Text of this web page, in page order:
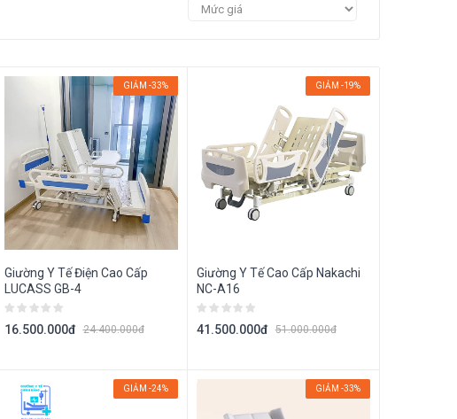
GIẢM -33%
Giường Y Tế Điện Cao Cấp
LUCASS GB-4
16.500.000đ 24.400.000đ
GIẢM -19%
Giường Y Tế Cao Cấp Nakachi
NC-A16
41.500.000đ 51.000.000đ
GIẢM -24% GIẢM -33%